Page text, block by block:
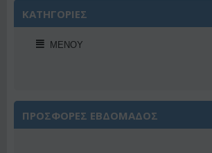
ΚΑΤΗΓΟΡΙΕΣ
ΜΕΝΟΎ
ΠΡΟΣΦΟΡΕΣ ΕΒΔΟΜΑΔΟΣ